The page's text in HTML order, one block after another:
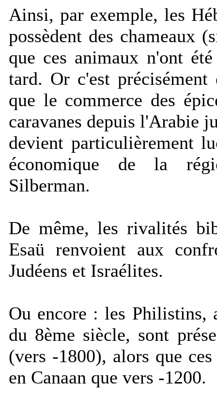
Ainsi, par exemple, les
possèdent des chameaux
que ces animaux n'ont
tard. Or c'est
que le commerce des
caravanes depuis l'Arabie
devient particulièrement
économique de la
Silberman.
De même, les rivalités
Esaü renvoient aux
Judéens et Israélites.
Ou encore : les Philistins,
du 8ème siècle, sont
(vers -1800), alors que
en Canaan que vers -1200.